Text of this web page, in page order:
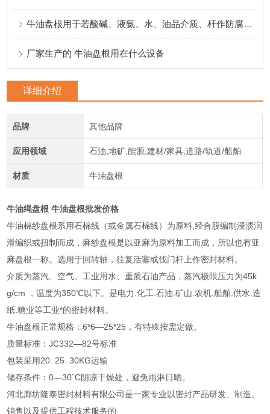
牛油盘根用于若酸碱、液氨、水、油品介质、杆作防腐密封
厂家生产的 牛油盘根用在什么设备
详细介绍
品牌 其他品牌
应用领域 石油,地矿,能源,建材/家具,道路/轨道/船舶
材质 牛油盘根
牛油绳盘根 牛油盘根批发价格
牛油棉纱盘根系用石棉线（或金属石棉线）为原料,经合股编制浸渍润
滑编织或扭制而成，麻纱盘根是以亚麻为原料加工而成，所以也有亚
麻盘根一称。选用于回转轴，往复活塞或伐门杆上作密封材料。
介质为蒸汽、空气、工业用水、重质石油产品，蒸汽极限压力为45k
g/cm ，温度为350℃以下。是电力.化工.石油.矿山.农机.船舶.供水.造
纸.糖业等工业*的密封材料。
牛油盘根正常规格：6*6—25*25，有特殊按需定做。
质量标准：JC332—82号标准
包装采用20. 25. 30KG运输
储存条件：0—30`C阴凉干燥处，避免雨淋日晒。
河北廊坊隆泰密封材料有限公司是一家专业以密封产品研发、制造、
销售以及提供工程技术服务的